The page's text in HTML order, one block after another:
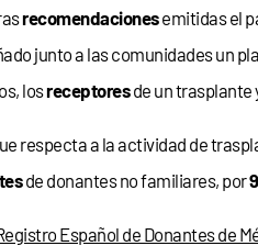
recomendacionesemitidas el
junto a las comunidades un
losreceptoresde un trasplante
respecta a la actividad de
de donantes no familiares, por
Español de Donantes de